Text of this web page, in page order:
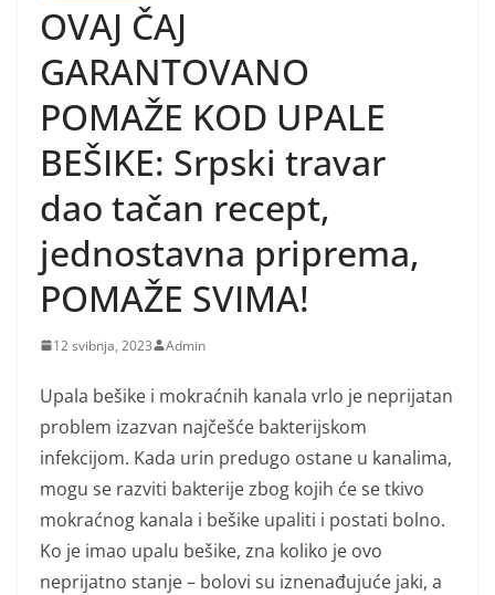
OVAJ ČAJ
GARANTOVANO
POMAŽE KOD UPALE
BEŠIKE: Srpski travar
dao tačan recept,
jednostavna priprema,
POMAŽE SVIMA!
12 svibnja, 2023 Admin
Upala bešike i mokraćnih kanala vrlo je neprijatan
problem izazvan najčešće bakterijskom
infekcijom. Kada urin predugo ostane u kanalima,
mogu se razviti bakterije zbog kojih će se tkivo
mokraćnog kanala i bešike upaliti i postati bolno.
Ko je imao upalu bešike, zna koliko je ovo
neprijatno stanje – bolovi su iznenađujuće jaki, a